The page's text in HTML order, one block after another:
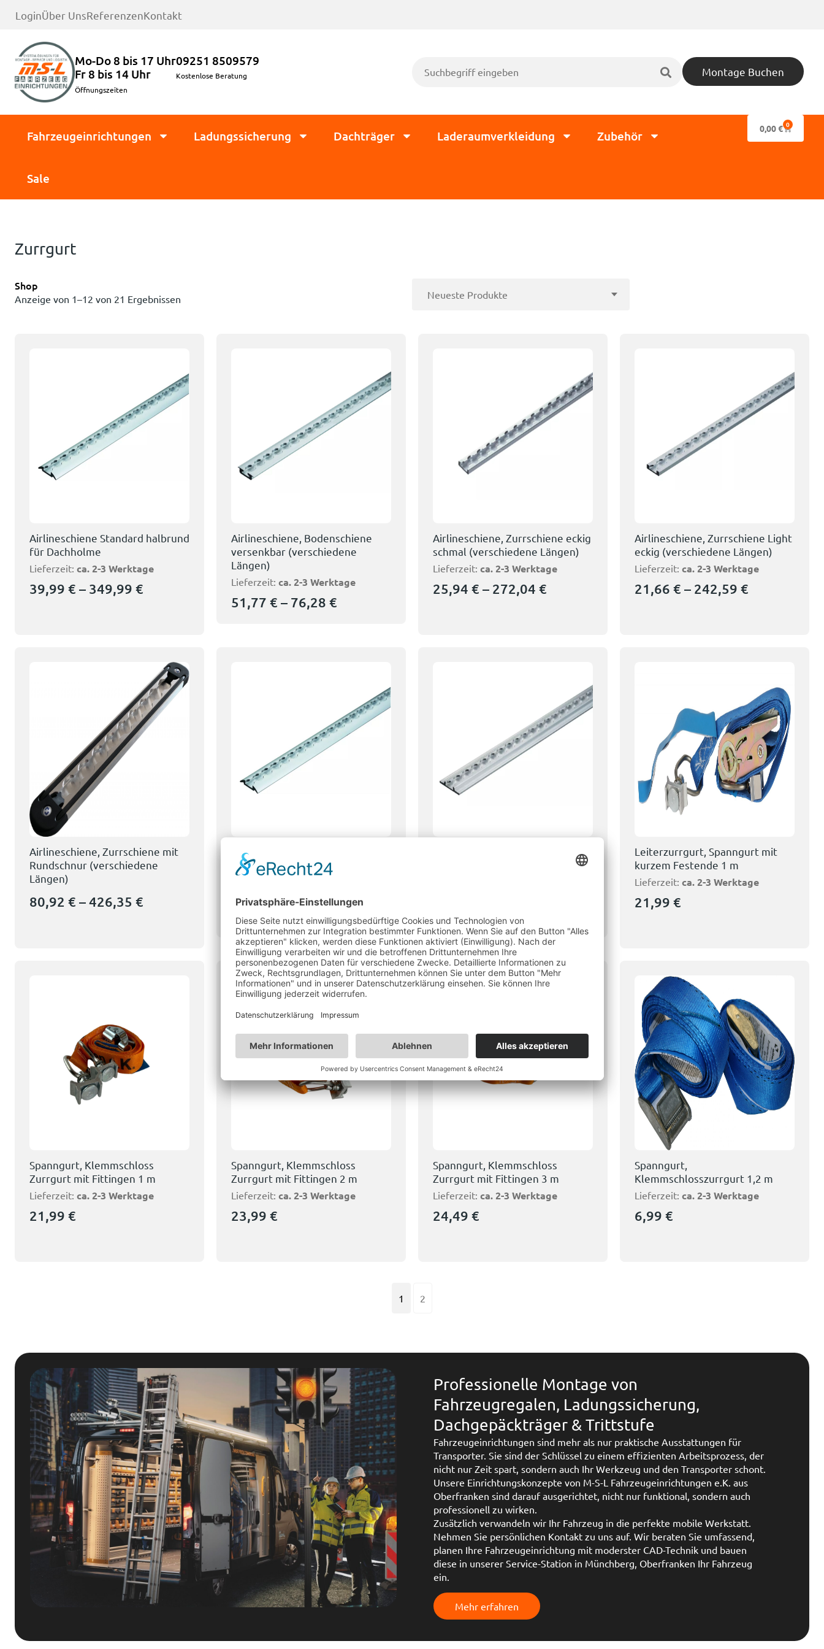
LoginÜber UnsReferenzenKontakt
Mo-Do 8 bis 17 Uhr
Fr 8 bis 14 Uhr
Öffnungszeiten
09251 8509579
Kostenlose Beratung Montage Buchen
Fahrzeugeinrichtungen Ladungssicherung Dachträger Laderaumverkleidung Zubehör
Sale
0,00€ 0
Zurrgurt
Shop
Anzeige von 1–12 von 21 Ergebnissen
Airlineschiene Standard halbrund
für Dachholme
Lieferzeit: ca. 2-3 Werktage
39,99 € – 349,99 €
Airlineschiene, Bodenschiene
versenkbar (verschiedene
Längen)
Lieferzeit: ca. 2-3 Werktage
51,77 € – 76,28 €
Airlineschiene, Zurrschiene eckig
schmal (verschiedene Längen)
Lieferzeit: ca. 2-3 Werktage
25,94 € – 272,04 €
Airlineschiene, Zurrschiene Light
eckig (verschiedene Längen)
Lieferzeit: ca. 2-3 Werktage
21,66 € – 242,59 €
Airlineschiene, Zurrschiene mit
Rundschnur (verschiedene
Längen)
80,92 € –426,35 €
Airlineschiene, Zurrschiene
Standard halbrund
(verschiedene Längen)
ca. 2-3 Werktage
19,99€–299,99€ 50,58€–366,79
Leiterzurrgurt, Spanngurt mit
kurzem Festende 1 m
Lieferzeit: ca. 2-3 Werktage
21,99 €
Spanngurt, Klemmschloss
Zurrgurt mit Fittingen 1 m
Lieferzeit: ca. 2-3 Werktage
21,99 €
Spanngurt, Klemmschloss
Zurrgurt mit Fittingen 2 m
Lieferzeit: ca. 2-3 Werktage
23,99 €
Spanngurt, Klemmschloss
Zurrgurt mit Fittingen 3 m
Lieferzeit: ca. 2-3 Werktage
24,49 €
Spanngurt,
Klemmschlosszurrgurt 1,2 m
Lieferzeit: ca. 2-3 Werktage
6,99 €
1 2
Professionelle Montage von
Fahrzeugregalen, Ladungssicherung,
Dachgepäckträger & Trittstufe
Fahrzeugeinrichtungen sind mehr als nur praktische Ausstattungen für
Transporter. Sie sind der Schlüssel zu einem effizienten Arbeitsprozess, der
nicht nur Zeit spart, sondern auch Ihr Werkzeug und den Transporter schont.
Unsere Einrichtungskonzepte von M-S-L Fahrzeugeinrichtungen e.K. aus
Oberfranken sind darauf ausgerichtet, nicht nur funktional, sondern auch
professionell zu wirken.
Zusätzlich verwandeln wir Ihr Fahrzeug in die perfekte mobile Werkstatt.
Nehmen Sie persönlichen Kontakt zu uns auf. Wir beraten Sie umfassend,
planen Ihre Fahrzeugeinrichtung mit moderster CAD-Technik und bauen
diese in unserer Service-Station in Münchberg, Oberfranken Ihr Fahrzeug
ein.
Mehr erfahren